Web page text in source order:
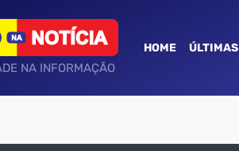
NA INFORMAÇÃO
HOME ÚLTIMAS